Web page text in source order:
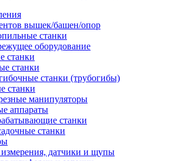
вышек/башен/опор
станки
оборудование
станки
станки
станки (трубогибы)
станки
манипуляторы
аппараты
станки
станки
датчики и щупы